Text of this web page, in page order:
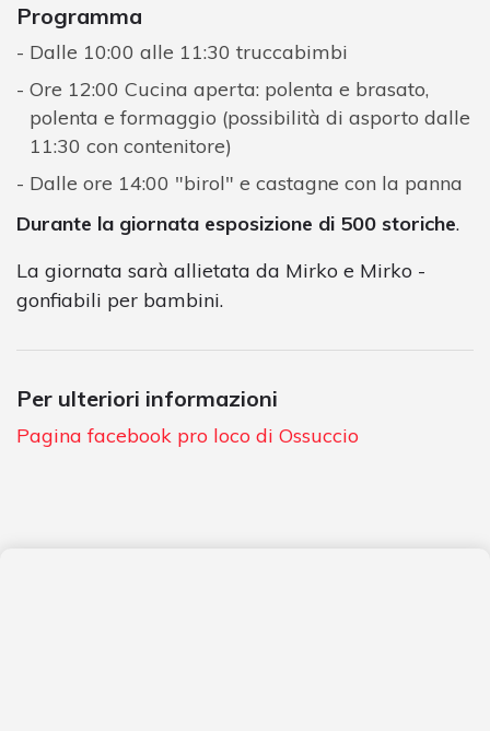
Programma
Dalle 10:00 alle 11:30 truccabimbi
Ore 12:00 Cucina aperta: polenta e brasato,
polenta e formaggio (possibilità di asporto dalle
11:30 con contenitore)
Dalle ore 14:00 "birol" e castagne con la panna
Durante la giornata esposizione di 500 storiche.
La giornata sarà allietata da Mirko e Mirko -
gonfiabili per bambini.
Per ulteriori informazioni
Pagina facebook pro loco di Ossuccio